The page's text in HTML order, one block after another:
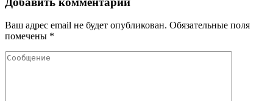
Ваш адрес email не будет опубликован. Обязательные поля
помечены *